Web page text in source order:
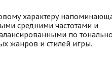
характеру
средними частотами и
по
жанров и стилей игры.